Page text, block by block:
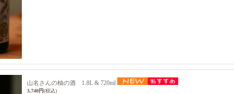
山名さんの柚の酒 1.8L & 720ml
3,740円(税込)